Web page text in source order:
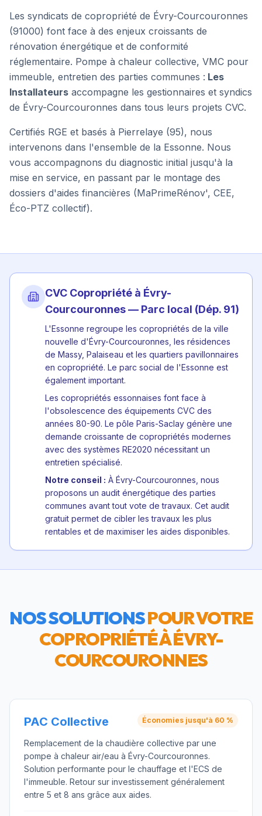
Les syndicats de copropriété de Évry-Courcouronnes
(91000) font face à des enjeux croissants de
rénovation énergétique et de conformité
réglementaire. Pompe à chaleur collective, VMC pour
immeuble, entretien des parties communes : Les
Installateurs accompagne les gestionnaires et syndics
de Évry-Courcouronnes dans tous leurs projets CVC.
Certifiés RGE et basés à Pierrelaye (95), nous
intervenons dans l'ensemble de la Essonne. Nous
vous accompagnons du diagnostic initial jusqu'à la
mise en service, en passant par le montage des
dossiers d'aides financières (MaPrimeRénov', CEE,
Éco-PTZ collectif).
CVC Copropriété à Évry-
Courcouronnes— Parc local (Dép. 91)
L'Essonne regroupe les copropriétés de la ville
nouvelle d'Évry-Courcouronnes, les résidences
de Massy, Palaiseau et les quartiers pavillonnaires
en copropriété. Le parc social de l'Essonne est
également important.
Les copropriétés essonnaises font face à
l'obsolescence des équipements CVC des
années 80-90. Le pôle Paris-Saclay génère une
demande croissante de copropriétés modernes
avec des systèmes RE2020 nécessitant un
entretien spécialisé.
Notre conseil : À Évry-Courcouronnes, nous
proposons un audit énergétique des parties
communes avant tout vote de travaux. Cet audit
gratuit permet de cibler les travaux les plus
rentables et de maximiser les aides disponibles.
NOS SOLUTIONSPOUR VOTRE
COPROPRIÉTÉ ÀÉVRY-
COURCOURONNES
PAC Collective Économies jusqu'à 60 %
Remplacement de la chaudière collective par une
pompe à chaleur air/eau à Évry-Courcouronnes.
Solution performante pour le chauffage et l'ECS de
l'immeuble. Retour sur investissement généralement
entre 5 et 8 ans grâce aux aides.